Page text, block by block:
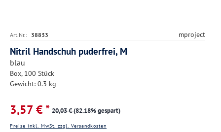
Art.Nr.: 38833 mproject
Nitril Handschuh puderfrei, M
blau
Box, 100 Stück
Gewicht: 0.3 kg
3,57 € * 20,03 €(82.18% gespart)
Preise inkl. MwSt. zzgl. Versandkosten